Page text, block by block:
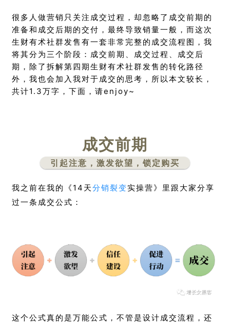
很多人做营销只关注成交过程，却忽略了成交前期的
准备和成交后期的交付，最终导致销量一般，而这次
生财有术社群发售有一套非常完整的成交流程图，我
将其分为三个阶段：成交前期、成交过程、成交后
期，除了拆解第四期生财有术社群发售的转化路径
外，我也会加入我对于成交的思考，所以本文较长，
共计1.3万字，下面，请enjoy~
成交前期
引起注意，激发欲望，锁定购买
我之前在我的《14天分销裂变实操营》里跟大家分享
过一条成交公式：
这个公式真的是万能公式，不管是设计成交流程，还